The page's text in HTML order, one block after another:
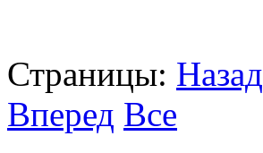
Страницы: Назад
Вперед Все